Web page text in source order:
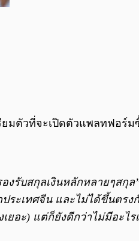
ยมตัวที่จะเปิดตัวแพลทฟอร์ม
งรับสกุลเงินหลักหลายๆสกุล
ะเทศจีน และไม่ได้ขึ้นตรง
อะ) แต่ก็ยังดีกว่าไม่มีอะไร